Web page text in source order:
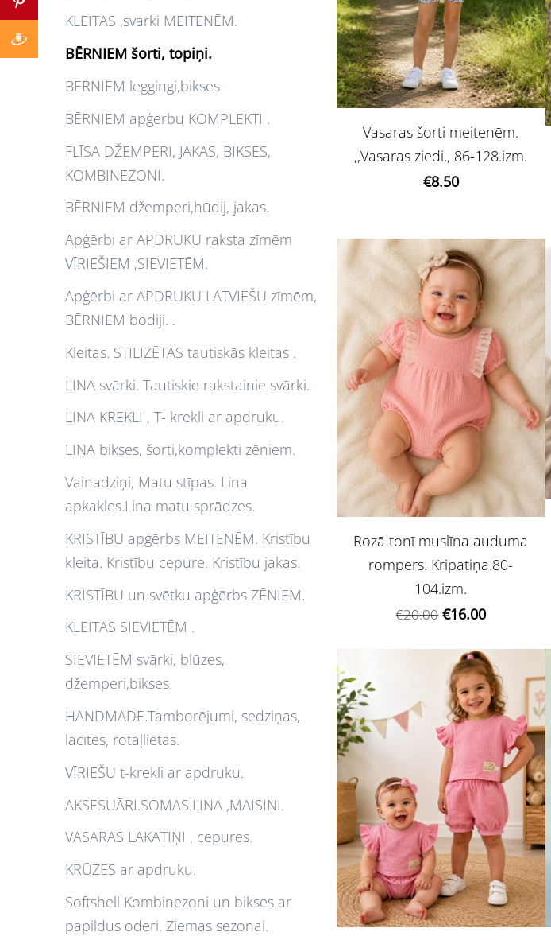
KLEITAS ,svārki MEITENĒM.
BĒRNIEM šorti, topiņi.
BĒRNIEM leggingi,bikses.
BĒRNIEM apģērbu KOMPLEKTI .
FLĪSA DŽEMPERI, JAKAS, BIKSES,
KOMBINEZONI.
BĒRNIEM džemperi,hūdij, jakas.
Apģērbi ar APDRUKU raksta zīmēm
VĪRIEŠIEM ,SIEVIETĒM.
Apģērbi ar APDRUKU LATVIEŠU zīmēm,
BĒRNIEM bodiji. .
Kleitas. STILIZĒTAS tautiskās kleitas .
LINA svārki. Tautiskie rakstainie svārki.
LINA KREKLI , T- krekli ar apdruku.
LINA bikses, šorti,komplekti zēniem.
Vainadziņi, Matu stīpas. Lina
apkakles.Lina matu sprādzes.
KRISTĪBU apģērbs MEITENĒM. Kristību
kleita. Kristību cepure. Kristību jakas.
KRISTĪBU un svētku apģērbs ZĒNIEM.
KLEITAS SIEVIETĒM .
SIEVIETĒM svārki, blūzes,
džemperi,bikses.
HANDMADE.Tamborējumi, sedziņas,
lacītes, rotaļlietas.
VĪRIEŠU t-krekli ar apdruku.
AKSESUĀRI.SOMAS.LINA ,MAISIŅI.
VASARAS LAKATIŅI , cepures.
KRŪZES ar apdruku.
Softshell Kombinezoni un bikses ar
papildus oderi. Ziemas sezonai.
Vasaras šorti meitenēm.
,,Vasaras ziedi,, 86-128.izm.
€8.50
Rozā tonī muslīna auduma
rompers. Kripatiņa.80-
104.izm.
€20.00 €16.00